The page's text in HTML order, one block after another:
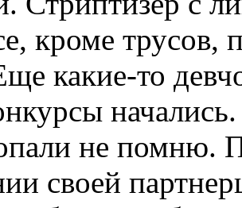
кроме
какие-то
не помню.
своей